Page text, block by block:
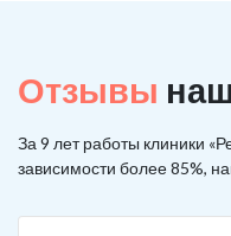
Отзывы
За 9 лет работы клиники
зависимости более 85%,